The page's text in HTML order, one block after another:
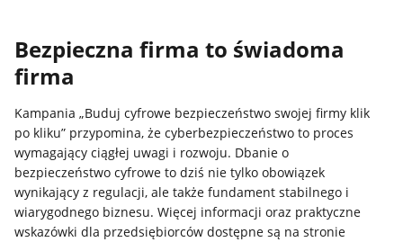
Bezpieczna firma to świadoma
firma
Kampania „Buduj cyfrowe bezpieczeństwo swojej firmy klik
po kliku” przypomina, że cyberbezpieczeństwo to proces
wymagający ciągłej uwagi i rozwoju. Dbanie o
bezpieczeństwo cyfrowe to dziś nie tylko obowiązek
wynikający z regulacji, ale także fundament stabilnego i
wiarygodnego biznesu. Więcej informacji oraz praktyczne
wskazówki dla przedsiębiorców dostępne są na stronie